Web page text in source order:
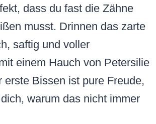
dass du fast die Zähne
musst. Drinnen das zarte
saftig und voller
einem Hauch von Petersilie
erste Bissen ist pure Freude,
warum das nicht immer